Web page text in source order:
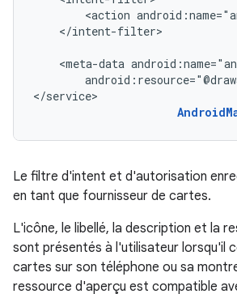
<action
</intent-filter>
<meta-data
</service>
Le filtre d'intent et d'autorisation
en tant que fournisseur de cartes.
L'icône, le libellé, la description et la
sont présentés à l'utilisateur lorsqu'il
cartes sur son téléphone ou sa
ressource d'aperçu est compatible